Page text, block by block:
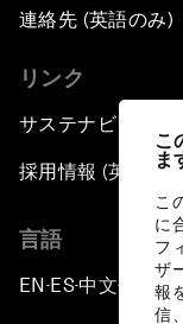
こ
ま
こ
に
フ
ザ
報
信
連絡先 (英語のみ)
リンク
サステナビリティ
採用情報 (英語のみ
言語
EN ▪ ES▪中文▪ 日本語